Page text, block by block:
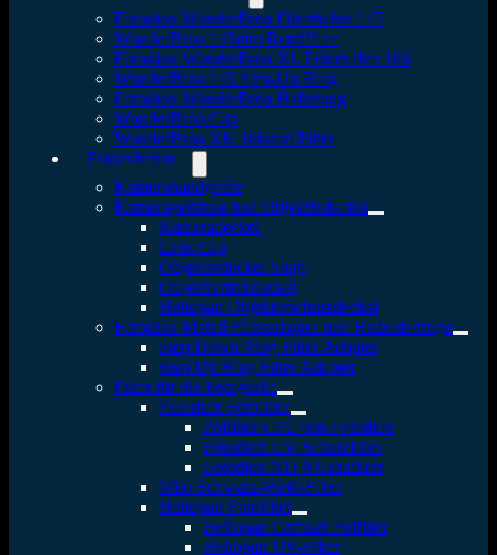
Fotodiox WonderPana Filterhalter 145
WonderPana 145mm Rundfilter
Fotodiox WonderPana XL Filterhalter 186
WonderPana 145 Step-Up Ring
Fotodiox WonderPana Halterung
WonderPana Cap
WonderPana XK 186mm Filter
Fotozubehör
Kamerahandgriffe
Kameragehäuse und Objektivdeckel
Kameradeckel
Lens Cap
Objektivdeckel Snap
Objektivrückdeckel
Heliopan Objektivschutzdeckel
Fotodiox Metall Filteradapter und Reduzierringe
Step Down Ring Filter Adapter
Step Up Ring Filter Adapter
Filter für die Fotografie
Fotodiox Fotofilter
Polfilter CPL von Fotodiox
Fotodiox UV Schutzfilter
Fotodiox ND 8 Graufilter
Milo Schwarz-Weiß-Filter
Heliopan Fotofilter
Heliopan Circular Polfilter
Heliopan UV-Filter